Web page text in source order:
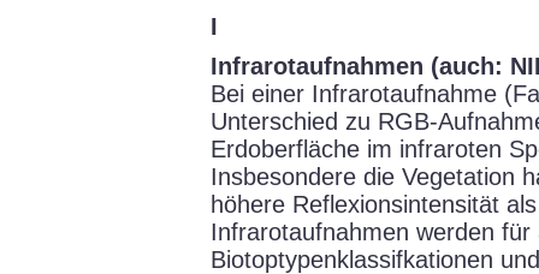
I
Infrarotaufnahmen (auch:
Bei einer Infrarotaufnahme
Unterschied zu RGB-
Erdoberfläche im infraroten
Insbesondere die Vegetation
höhere Reflexionsintensität
Infrarotaufnahmen werden
Biotoptypenklassifkationen